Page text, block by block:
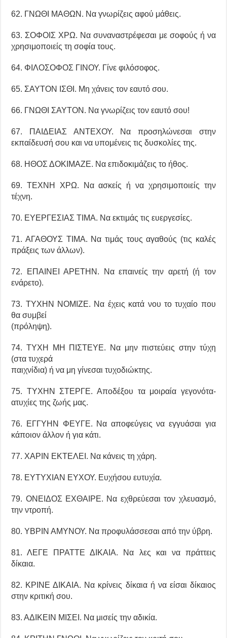
62. ΓΝΩΘΙ ΜΑΘΩΝ. Να γνωρίζεις αφού μάθεις.
63. ΣΟΦΟΙΣ ΧΡΩ. Να συναναστρέφεσαι με σοφούς ή να
χρησιμοποιείς τη σοφία τους.
64. ΦΙΛΟΣΟΦΟΣ ΓΙΝΟΥ. Γίνε φιλόσοφος.
65. ΣΑΥΤΟΝ ΙΣΘΙ. Μη χάνεις τον εαυτό σου.
66. ΓΝΩΘΙ ΣΑΥΤΟΝ. Να γνωρίζεις τον εαυτό σου!
67. ΠΑΙΔΕΙΑΣ ΑΝΤΕΧΟΥ. Να προσηλώνεσαι στην
εκπαίδευσή σου και να υπομένεις τις δυσκολίες της.
68. ΗΘΟΣ ΔΟΚΙΜΑΖΕ. Να επιδοκιμάζεις το ήθος.
69. ΤΕΧΝΗ ΧΡΩ. Να ασκείς ή να χρησιμοποιείς την
τέχνη.
70. ΕΥΕΡΓΕΣΙΑΣ ΤΙΜΑ. Να εκτιμάς τις ευεργεσίες.
71. ΑΓΑΘΟΥΣ ΤΙΜΑ. Να τιμάς τους αγαθούς (τις καλές
πράξεις των άλλων).
72. ΕΠΑΙΝΕΙ ΑΡΕΤΗΝ. Να επαινείς την αρετή (ή τον
ενάρετο).
73. ΤΥΧΗΝ ΝΟΜΙΖΕ. Να έχεις κατά νου το τυχαίο που
θα συμβεί
(πρόληψη).
74. ΤΥΧΗ ΜΗ ΠΙΣΤΕΥΕ. Να μην πιστεύεις στην τύχη
(στα τυχερά
παιχνίδια) ή να μη γίνεσαι τυχοδιώκτης.
75. ΤΥΧΗΝ ΣΤΕΡΓΕ. Αποδέξου τα μοιραία γεγονότα-
ατυχίες της ζωής μας.
76. ΕΓΓΥΗΝ ΦΕΥΓΕ. Να αποφεύγεις να εγγυάσαι για
κάποιον άλλον ή για κάτι.
77. ΧΑΡΙΝ ΕΚΤΕΛΕΙ. Να κάνεις τη χάρη.
78. ΕΥΤΥΧΙΑΝ ΕΥΧΟΥ. Ευχήσου ευτυχία.
79. ΟΝΕΙΔΟΣ ΕΧΘΑΙΡΕ. Να εχθρεύεσαι τον χλευασμό,
την ντροπή.
80. ΥΒΡΙΝ ΑΜΥΝΟΥ. Να προφυλάσσεσαι από την ύβρη.
81. ΛΕΓΕ ΠΡΑΤΤΕ ΔΙΚΑΙΑ. Να λες και να πράττεις
δίκαια.
82. ΚΡΙΝΕ ΔΙΚΑΙΑ. Να κρίνεις δίκαια ή να είσαι δίκαιος
στην κριτική σου.
83. ΑΔΙΚΕΙΝ ΜΙΣΕΙ. Να μισείς την αδικία.